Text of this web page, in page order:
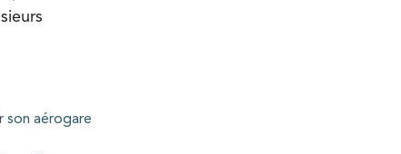
son aérogare